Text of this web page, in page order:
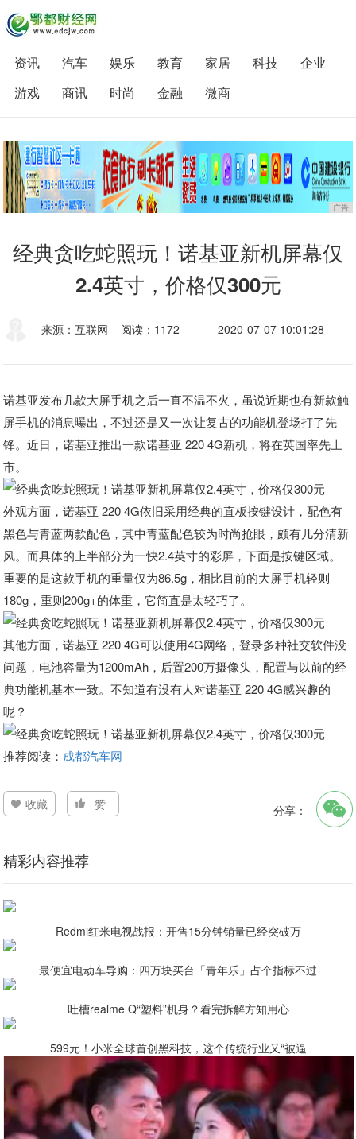
资讯 汽车 娱乐 教育 家居 科技
企业
游戏
商讯 时尚 金融 微商
广告
经典贪吃蛇照玩！诺基亚新机屏幕仅
2.4英寸，价格仅300元
来源：互联网 阅读：1172 2020-07-07 10:01:28
诺基亚发布几款大屏手机之后一直不温不火，虽说近期也有新款触
屏手机的消息曝出，不过还是又一次让复古的功能机登场打了先
锋。近日，诺基亚推出一款诺基亚 220 4G新机，将在英国率先上
市。
外观方面，诺基亚 220 4G依旧采用经典的直板按键设计，配色有
黑色与青蓝两款配色，其中青蓝配色较为时尚抢眼，颇有几分清新
风。而具体的上半部分为一快2.4英寸的彩屏，下面是按键区域。
重要的是这款手机的重量仅为86.5g，相比目前的大屏手机轻则
180g，重则200g+的体重，它简直是太轻巧了。
其他方面，诺基亚 220 4G可以使用4G网络，登录多种社交软件没
问题，电池容量为1200mAh，后置200万摄像头，配置与以前的经
典功能机基本一致。不知道有没有人对诺基亚 220 4G感兴趣的
呢？
推荐阅读： 成都汽车网
收藏 赞 分享：
精彩内容推荐
Redmi红米电视战报：开售15分钟销量已经突破万
最便宜电动车导购：四万块买台「青年乐」占个指标不过
吐槽realme Q“塑料”机身？看完拆解方知用心
599元！小米全球首创黑科技，这个传统行业又“被逼